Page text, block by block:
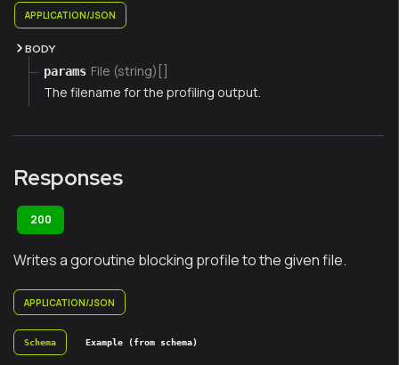
APPLICATION/JSON
BODY
params File (string)[]
The filename for the profiling output.
Responses
200
Writes a goroutine blocking profile to the given file.
APPLICATION/JSON
Schema Example (from schema)